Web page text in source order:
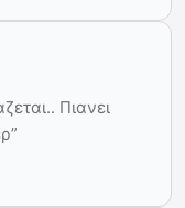
Πιανει